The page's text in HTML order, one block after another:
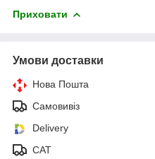
Приховати
Умови доставки
Нова Пошта
Самовивіз
Delivery
САТ